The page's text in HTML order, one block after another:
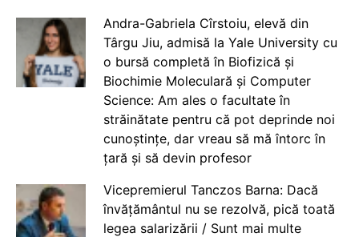
Andra-Gabriela Cîrstoiu, elevă din
Târgu Jiu, admisă la Yale University cu
o bursă completă în Biofizică și
Biochimie Moleculară și Computer
Science: Am ales o facultate în
străinătate pentru că pot deprinde noi
cunoștințe, dar vreau să mă întorc în
țară și să devin profesor
Vicepremierul Tanczos Barna: Dacă
învățământul nu se rezolvă, pică toată
legea salarizării / Sunt mai multe